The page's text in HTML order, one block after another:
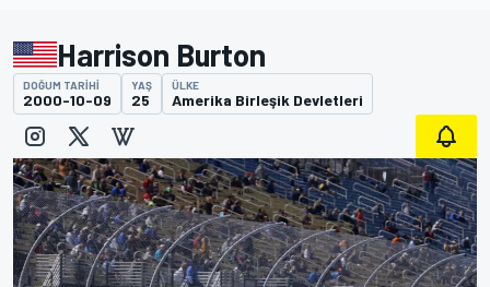
Harrison Burton
DOĞUM TARIHI
2000-10-09
YAŞ
25
ÜLKE
Amerika Birleşik Devletleri